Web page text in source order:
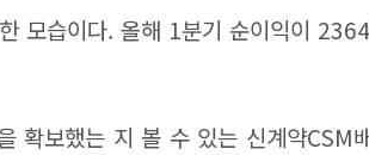
모습이다. 올해 1분기 순이익이
확보했는 지 볼 수 있는 신계약